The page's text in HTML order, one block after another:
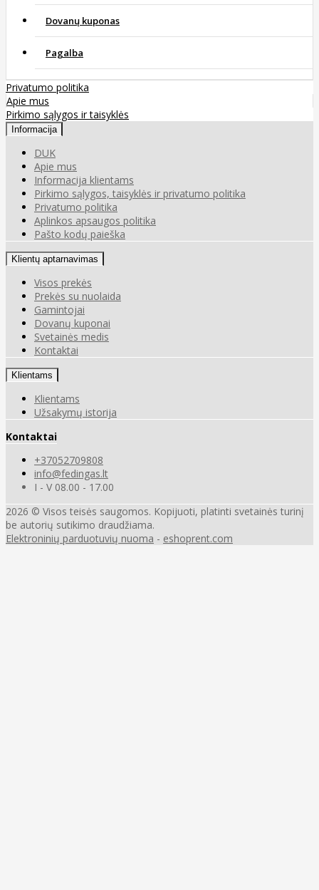
Dovanų kuponas
Pagalba
Privatumo politika
Apie mus
Pirkimo sąlygos ir taisyklės
Informacija
DUK
Apie mus
Informacija klientams
Pirkimo sąlygos, taisyklės ir privatumo politika
Privatumo politika
Aplinkos apsaugos politika
Pašto kodų paieška
Klientų aptarnavimas
Visos prekės
Prekės su nuolaida
Gamintojai
Dovanų kuponai
Svetainės medis
Kontaktai
Klientams
Klientams
Užsakymų istorija
Kontaktai
+37052709808
info@fedingas.lt
I - V 08.00 - 17.00
2026 © Visos teisės saugomos. Kopijuoti, platinti svetainės turinį
be autorių sutikimo draudžiama.
Elektroninių parduotuvių nuoma - eshoprent.com